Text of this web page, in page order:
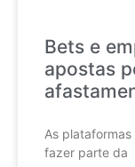
Bets e
apostas
As
fazer parte da